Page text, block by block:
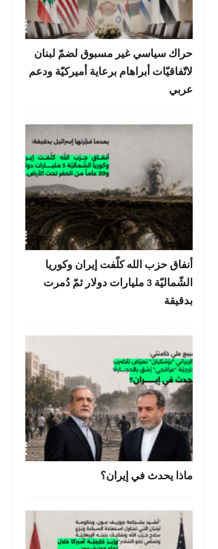
حراك سياسي غير مسبوق لضمّ لبنان
لاتّفاقيّات أبراهام برعاية أميركيّة ودعم
عربي
أنفاق حزب الله كلّفت إيران وكوريا
الشّماليّة 3 مليارات دولار ثمّ دُمرت
بدقيقة
ماذا يحدث في إيران؟